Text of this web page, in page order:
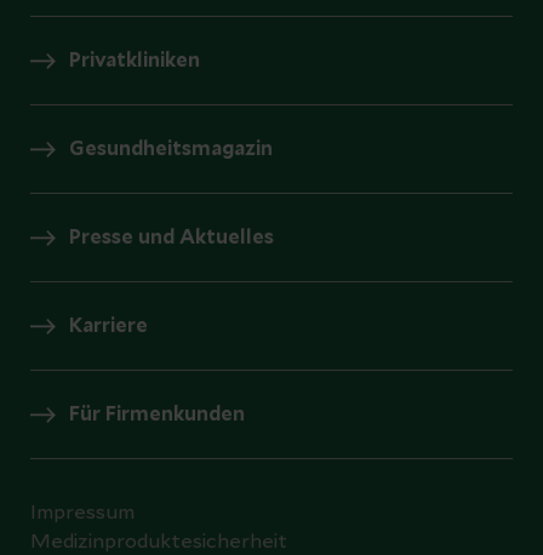
Privatkliniken
Gesundheitsmagazin
Presse und Aktuelles
Karriere
Für Firmenkunden
Impressum
Medizinproduktesicherheit